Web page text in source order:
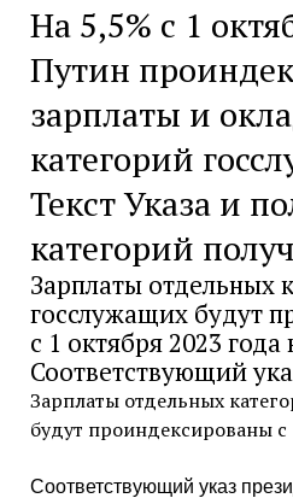
На 5,5% с 1
Путин
зарплаты и
категорий
Текст Указа и
категорий
Зарплаты отдельных
госслужащих будут
с 1 октября 2023 года
Соответствующий
Зарплаты отдельных
будут проиндексированы
Соответствующий указ